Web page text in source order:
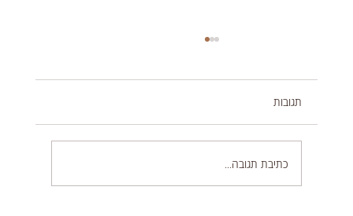
תגובות
כתיבת תגובה...